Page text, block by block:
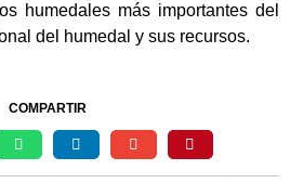
humedales más importantes del
del humedal y sus recursos.
COMPARTIR